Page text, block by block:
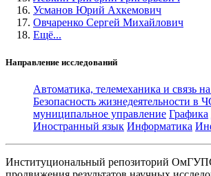
Усманов Юрий Ахкемович
Овчаренко Сергей Михайлович
Ещё...
Направление исследований
Автоматика, телемеханика и связь
Безопасность жизнедеятельности в
муниципальное управление Графика
Иностранный язык Информатика
Институциональный репозиторий